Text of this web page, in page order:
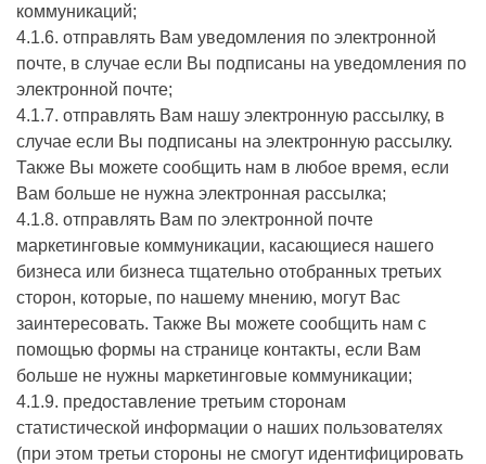
коммуникаций;
4.1.6. отправлять Вам уведомления по электронной
почте, в случае если Вы подписаны на уведомления по
электронной почте;
4.1.7. отправлять Вам нашу электронную рассылку, в
случае если Вы подписаны на электронную рассылку.
Также Вы можете сообщить нам в любое время, если
Вам больше не нужна электронная рассылка;
4.1.8. отправлять Вам по электронной почте
маркетинговые коммуникации, касающиеся нашего
бизнеса или бизнеса тщательно отобранных третьих
сторон, которые, по нашему мнению, могут Вас
заинтересовать. Также Вы можете сообщить нам с
помощью формы на странице контакты, если Вам
больше не нужны маркетинговые коммуникации;
4.1.9. предоставление третьим сторонам
статистической информации о наших пользователях
(при этом третьи стороны не смогут идентифицировать